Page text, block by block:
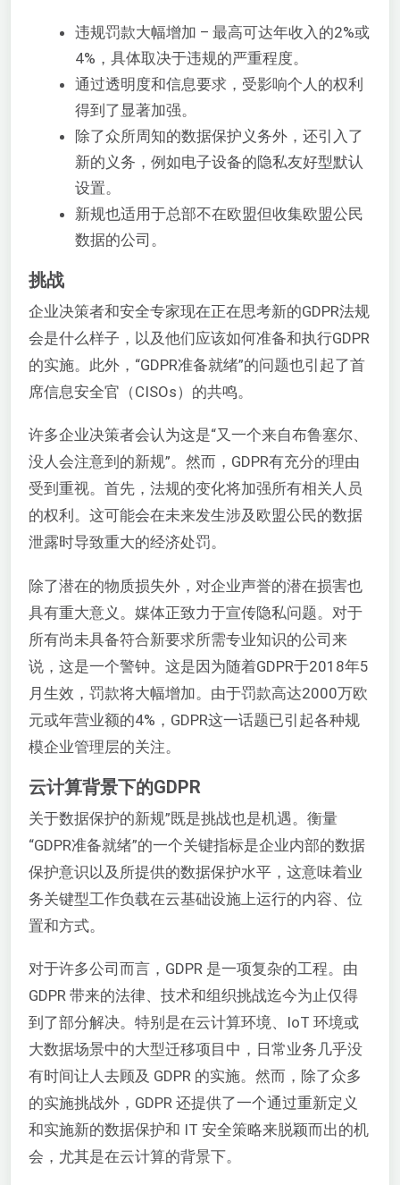
违规罚款大幅增加 – 最高可达年收入的2%或
4%，具体取决于违规的严重程度。
通过透明度和信息要求，受影响个人的权利
得到了显著加强。
除了众所周知的数据保护义务外，还引入了
新的义务，例如电子设备的隐私友好型默认
设置。
新规也适用于总部不在欧盟但收集欧盟公民
数据的公司。
挑战
企业决策者和安全专家现在正在思考新的GDPR法规
会是什么样子，以及他们应该如何准备和执行GDPR
的实施。此外，“GDPR准备就绪”的问题也引起了首
席信息安全官（CISOs）的共鸣。
许多企业决策者会认为这是“又一个来自布鲁塞尔、
没人会注意到的新规”。然而，GDPR有充分的理由
受到重视。首先，法规的变化将加强所有相关人员
的权利。这可能会在未来发生涉及欧盟公民的数据
泄露时导致重大的经济处罚。
除了潜在的物质损失外，对企业声誉的潜在损害也
具有重大意义。媒体正致力于宣传隐私问题。对于
所有尚未具备符合新要求所需专业知识的公司来
说，这是一个警钟。这是因为随着GDPR于2018年5
月生效，罚款将大幅增加。由于罚款高达2000万欧
元或年营业额的4%，GDPR这一话题已引起各种规
模企业管理层的关注。
云计算背景下的GDPR
关于数据保护的新规”既是挑战也是机遇。衡量
“GDPR准备就绪”的一个关键指标是企业内部的数据
保护意识以及所提供的数据保护水平，这意味着业
务关键型工作负载在云基础设施上运行的内容、位
置和方式。
对于许多公司而言，GDPR 是一项复杂的工程。由
GDPR 带来的法律、技术和组织挑战迄今为止仅得
到了部分解决。特别是在云计算环境、IoT 环境或
大数据场景中的大型迁移项目中，日常业务几乎没
有时间让人去顾及 GDPR 的实施。然而，除了众多
的实施挑战外，GDPR 还提供了一个通过重新定义
和实施新的数据保护和 IT 安全策略来脱颖而出的机
会，尤其是在云计算的背景下。